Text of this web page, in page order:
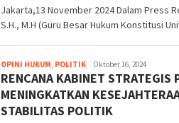
Jakarta,13 November 2024 Dalam Press
S.H., M.H (Guru Besar Hukum Konstitusi
OPINI HUKUM, POLITIK Muhammmad
Rizqy
Oktober 16, 2024
RENCANA KABINET STRATEGIS
MENINGKATKAN
STABILITAS POLITIK